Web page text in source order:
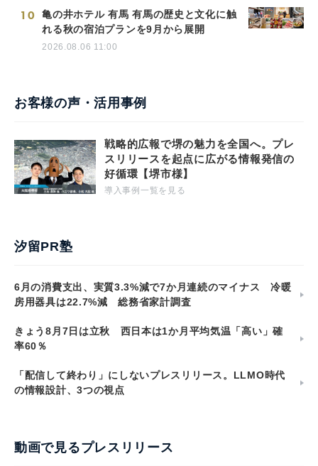
10
亀の井ホテル 有馬 有馬の歴史と文化に触
れる秋の宿泊プランを9月から展開
2026.08.06 11:00
お客様の声・活用事例
戦略的広報で堺の魅力を全国へ。プレ
スリリースを起点に広がる情報発信の
好循環【堺市様】
導入事例一覧を見る
汐留PR塾
6月の消費支出、実質3.3%減で7か月連続のマイナス 冷暖
房用器具は22.7%減 総務省家計調査
きょう8月7日は立秋 西日本は1か月平均気温「高い」確
率60％
「配信して終わり」にしないプレスリリース。LLMO時代
の情報設計、3つの視点
動画で見るプレスリリース